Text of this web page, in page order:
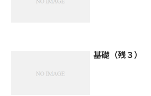
基礎（残３）